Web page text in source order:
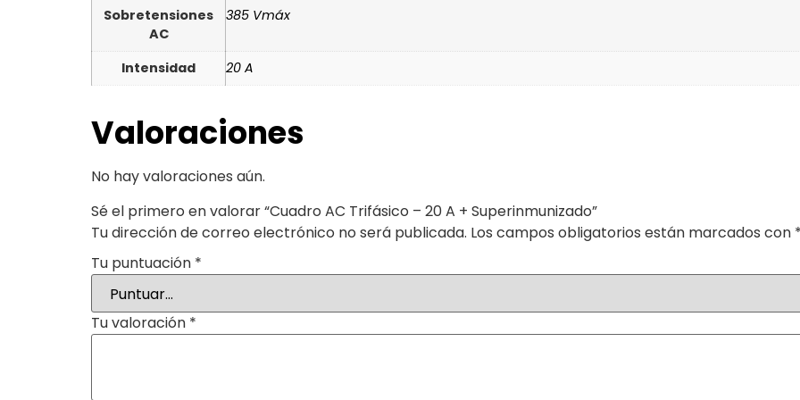
Sobretensiones
AC
385 Vmáx
Intensidad 20 A
Valoraciones
No hay valoraciones aún.
Sé el primero en valorar “Cuadro AC Trifásico – 20 A + Superinmunizado”
Tu dirección de correo electrónico no será publicada. Los campos obligatorios están marcados con
Tu puntuación *
Tu valoración *